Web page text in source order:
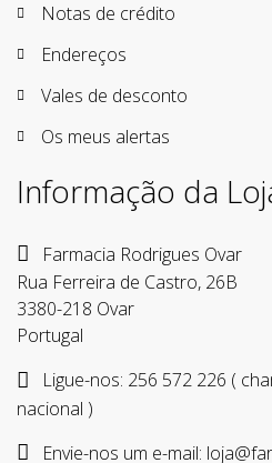
Notas de crédito
Endereços
Vales de desconto
Os meus alertas
Informação da
Farmacia Rodrigues Ovar
Rua Ferreira de Castro, 26B
3380-218 Ovar
Portugal
Ligue-nos: 256 572 226 (
nacional )
Envie-nos um e-mail: